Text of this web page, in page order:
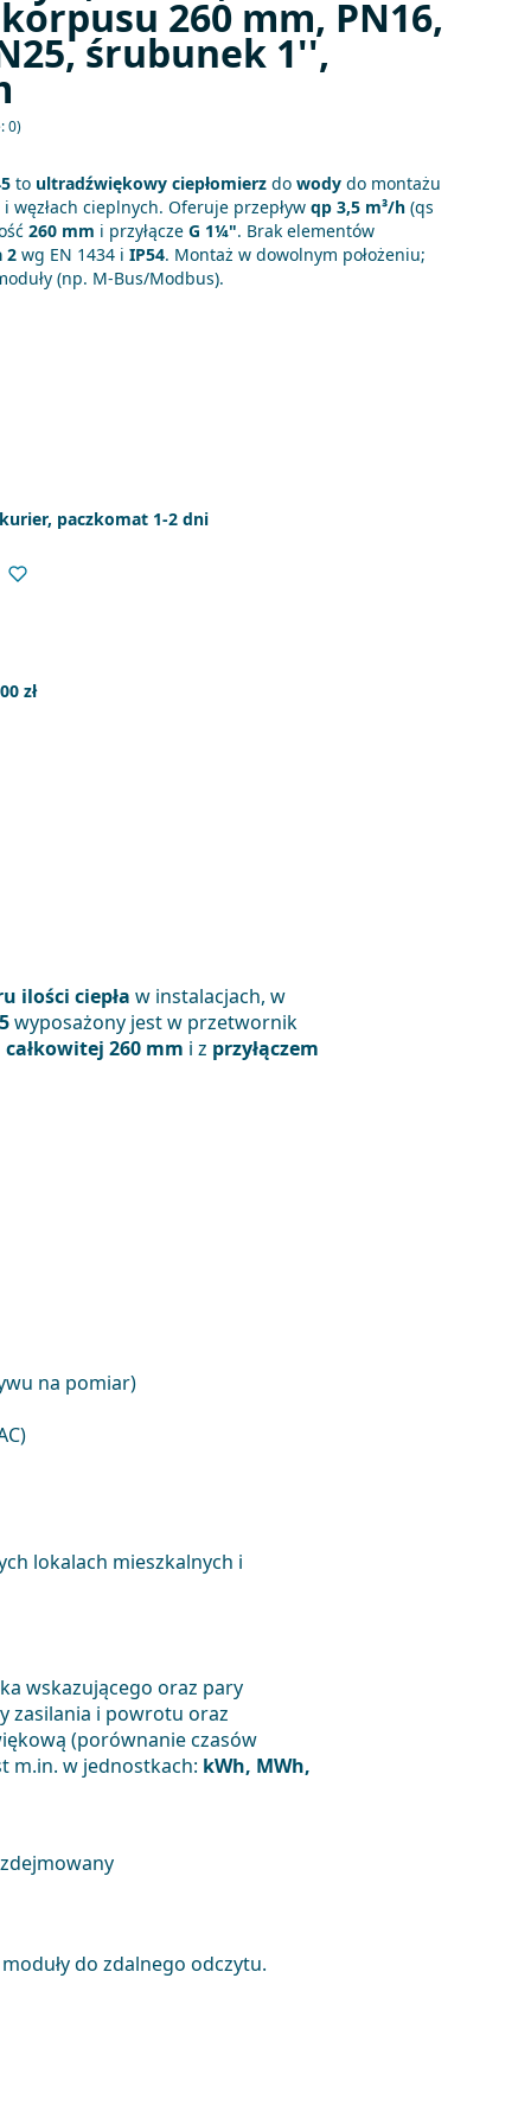
260 mm, PN16,
śrubunek 1'',
0)
to ultradźwiękowy ciepłomierz do wody do montażu
węzłach cieplnych. Oferuje przepływ qp 3,5 m³/h (qs
260 mm i przyłącze G 1¼". Brak elementów
2 wg EN 1434 i IP54. Montaż w dowolnym położeniu;
(np. M‑Bus/Modbus).
paczkomat 1-2 dni
zł
ilości ciepła w instalacjach, w
wyposażony jest w przetwornik
całkowitej 260 mm i z przyłączem
na pomiar)
lokalach mieszkalnych i
wskazującego oraz pary
zasilania i powrotu oraz
(porównanie czasów
m.in. w jednostkach: kWh, MWh,
do zdalnego odczytu.